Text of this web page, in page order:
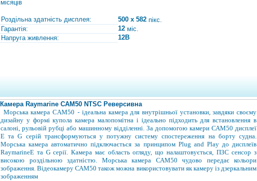
місяців
Роздільна здатність дисплея: 500 x 582 пікс.
Гарантія:
12 міс.
Напруга живлення:
12В
Камера Raymarine САМ50 NTSC Реверсивна
Морська камера CAM50 -ідеальна камера для внутрішньої установки, завдяки своєму
дизайну у формі купола камера малопомітна і ідеально підходить для встановлення в
салоні, рульовій рубці або машинному відділенні. За допомогою камери САМ50 дисплеї
E та G серій трансформуються у потужну систему спостереження на борту судна.
Морська камера автоматично підключаєтьсяза принципом Plug and Play до дисплеїв
RaymarineЕ та G серії. Камера має область огляду, що налаштовується, ПЗС сенсор з
високою роздільною здатністю. Морська камера САМ50 чудово передає кольори
зображення. Відеокамеру САМ50 також можна використовувати як камеру із дзеркальним
зображенням